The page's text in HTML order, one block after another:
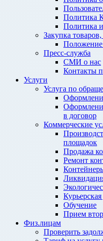
Политика
Политика
Закупка товаров,
Положение
Пресс-служба
СМИ о нас
Контакты
Услуги
Услуга по
в договор
Коммерческие
площадок
Продажа
Ремонт
Курьерская
Обучение
Прием
Физ.лицам
Проверить